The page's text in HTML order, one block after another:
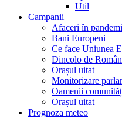
Util
Campanii
Afaceri în
Bani Europeni
Ce face Uniunea
Dincolo de
Orașul uitat
Monitorizare
Oamenii
Orașul uitat
Prognoza meteo